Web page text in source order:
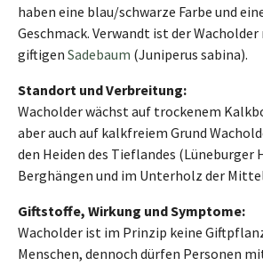
haben eine blau/schwarze Farbe und
Geschmack. Verwandt ist der
giftigen Sadebaum (Juniperus sabina).
Standort und Verbreitung:
Wacholder wächst auf trockenem
aber auch auf kalkfreiem Grund
den Heiden des Tieflandes (Lüneburger
Berghängen und im Unterholz der
Giftstoffe, Wirkung und Symptome:
Wacholder ist im Prinzip keine
Menschen, dennoch dürfen Personen